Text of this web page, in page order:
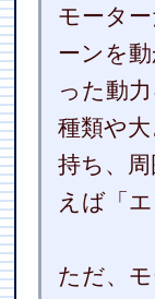
モータ
ーンを
った動
種類や
持ち、
えば「
ただ、